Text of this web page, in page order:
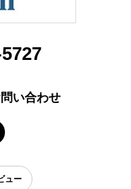
い合わせ
ュー